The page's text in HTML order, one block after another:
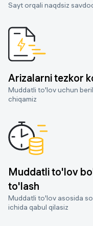
Sayt orqali naqdsiz
Arizalarni tezkor
Muddatli to'lov uchun
chiqamiz
Muddatli to'lov
to'lash
Muddatli to'lov asosida
ichida qabul qilasiz